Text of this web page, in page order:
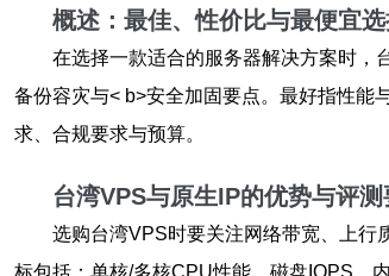
概述：最佳、性价比与最便宜
在选择一款适合的服务器解决方案时，
备份容灾与< b>安全加固要点。最好指性能
求、合规要求与预算。
台湾VPS与原生IP的优势与评测
选购台湾VPS时要关注网络带宽、上行
标包括：单核/多核CPU性能、磁盘IOPS、